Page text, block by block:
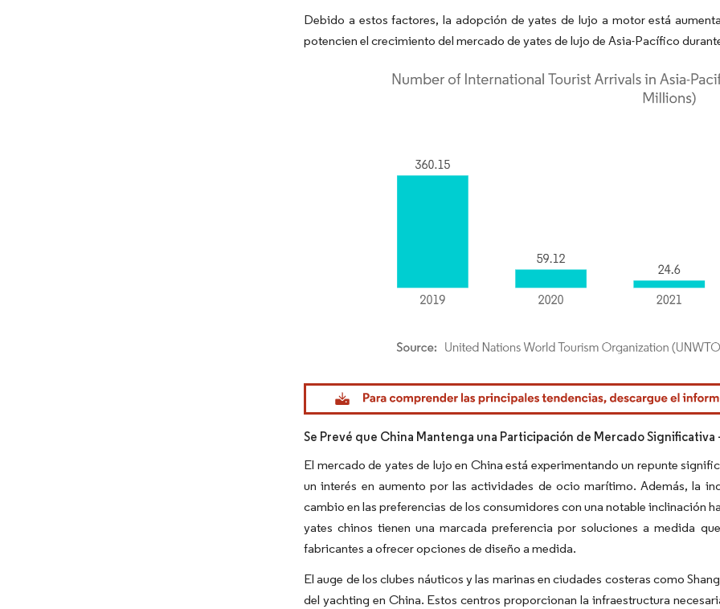
Debido a estos factores, la adopción de yates de lujo a motor está
potencien el crecimiento del mercado de yates de lujo de Asia-Pacífico
Imagen © Mordor Intelligence. El uso requiere atribución según CC BY 4.0.
Se Prevé que China Mantenga una Participación de Mercado Significativa
El mercado de yates de lujo en China está experimentando un repunte
un interés en aumento por las actividades de ocio marítimo. Además, la
cambio en las preferencias de los consumidores con una notable inclinación
yates chinos tienen una marcada preferencia por soluciones a medida
fabricantes a ofrecer opciones de diseño a medida.
El auge de los clubes náuticos y las marinas en ciudades costeras como
del yachting en China. Estos centros proporcionan la infraestructura